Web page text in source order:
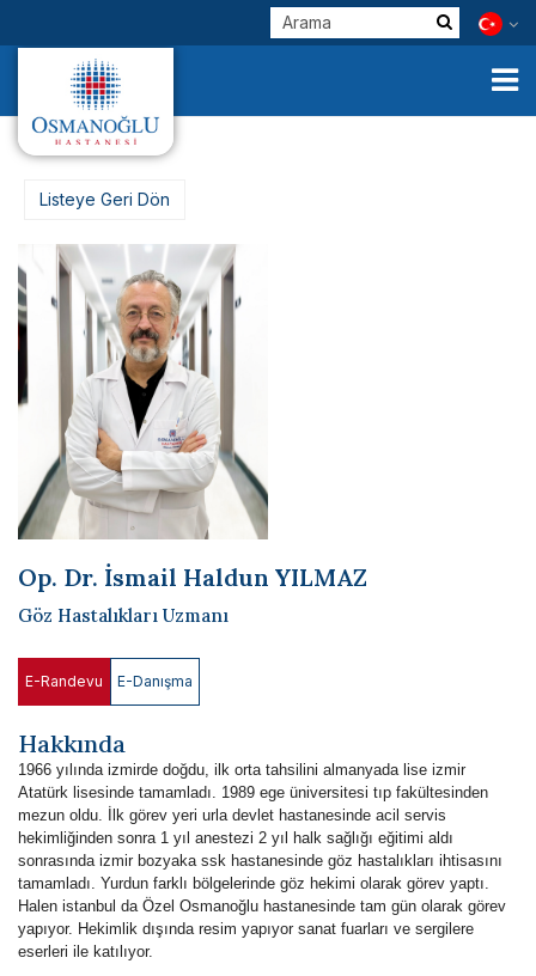
Kurumsal
Klinik Birimlerimiz
Check Up
Sağlık Turizmi
Bilimsel Yayınlar
Haberler
Listeye Geri Dön
Op. Dr. İsmail Haldun YILMAZ
Göz Hastalıkları Uzmanı
E-Randevu E-Danışma
Hakkında
1966 yılında izmirde doğdu, ilk orta tahsilini almanyada lise izmir
Atatürk lisesinde tamamladı. 1989 ege üniversitesi tıp fakültesinden
mezun oldu. İlk görev yeri urla devlet hastanesinde acil servis
hekimliğinden sonra 1 yıl anestezi 2 yıl halk sağlığı eğitimi aldı
sonrasında izmir bozyaka ssk hastanesinde göz hastalıkları ihtisasını
tamamladı. Yurdun farklı bölgelerinde göz hekimi olarak görev yaptı.
Halen istanbul da Özel Osmanoğlu hastanesinde tam gün olarak görev
yapıyor. Hekimlik dışında resim yapıyor sanat fuarları ve sergilere
eserleri ile katılıyor.